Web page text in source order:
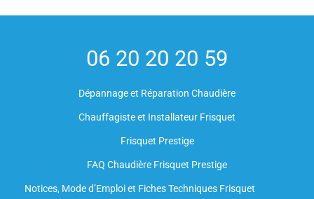
06 20 20 20 59
Dépannage et Réparation Chaudière
Chauffagiste et Installateur Frisquet
Frisquet Prestige
FAQ Chaudière Frisquet Prestige
Notices, Mode d’Emploi et Fiches Techniques Frisquet